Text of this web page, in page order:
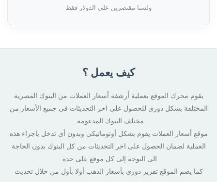
ولسنا مقتصرين على الدولار فقط
كيف يعمل ؟
يقوم محرك الموقع بعملية أرشفة أسعار العملات من البنوك المصرية
المختلفة بشكل دورى للحصول على اخر التحديثات فى جميع الأسعار من
مختلف البنوك المدعومة .
موقع أسعار العملات يقوم بشكل أوتوماتيكى وبدون أى تدخل باجراء هذه
العملية لضمان الحصول على اخر التحديثات من كل البنوك بدون الحاجة
الى التوجه إلى كل موقع على حدة.
كما يضم الموقع تقرير دورى بأسعار الذهب أولا بأول من خلال تحديث